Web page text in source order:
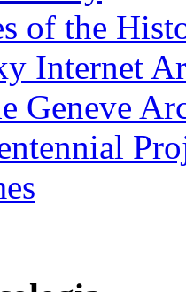
of the
Internet
Geneve